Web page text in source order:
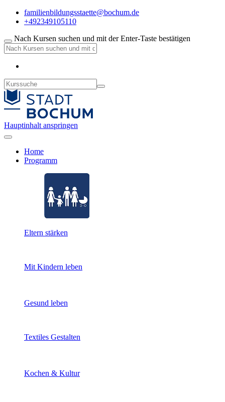
familienbildungsstaette@bochum.de
+492349105110
Nach Kursen suchen und mit der Enter-Taste bestätigen
Hauptinhalt anspringen
Home
Programm
Eltern stärken
Mit Kindern leben
Gesund leben
Textiles Gestalten
Kochen & Kultur